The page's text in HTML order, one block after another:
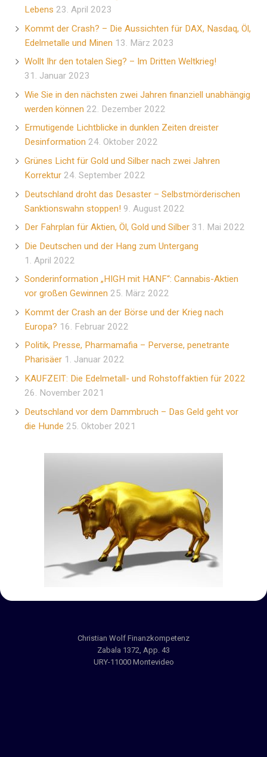
Lebens 23. April 2023
Kommt der Crash? – Die Aussichten für DAX, Nasdaq, Öl,
Edelmetalle und Minen 13. März 2023
Wollt Ihr den totalen Sieg? – Im Dritten Weltkrieg!
31. Januar 2023
Wie Sie in den nächsten zwei Jahren finanziell unabhängig
werden können 22. Dezember 2022
Ermutigende Lichtblicke in dunklen Zeiten dreister
Desinformation 24. Oktober 2022
Grünes Licht für Gold und Silber nach zwei Jahren
Korrektur 24. September 2022
Deutschland droht das Desaster – Selbstmörderischen
Sanktionswahn stoppen! 9. August 2022
Der Fahrplan für Aktien, Öl, Gold und Silber 31. Mai 2022
Die Deutschen und der Hang zum Untergang
1. April 2022
Sonderinformation „HIGH mit HANF“: Cannabis-Aktien
vor großen Gewinnen 25. März 2022
Kommt der Crash an der Börse und der Krieg nach
Europa? 16. Februar 2022
Politik, Presse, Pharmamafia – Perverse, penetrante
Pharisäer 1. Januar 2022
KAUFZEIT: Die Edelmetall- und Rohstoffaktien für 2022
26. November 2021
Deutschland vor dem Dammbruch – Das Geld geht vor
die Hunde 25. Oktober 2021
Christian Wolf Finanzkompetenz
Zabala 1372, App. 43
URY-11000 Montevideo